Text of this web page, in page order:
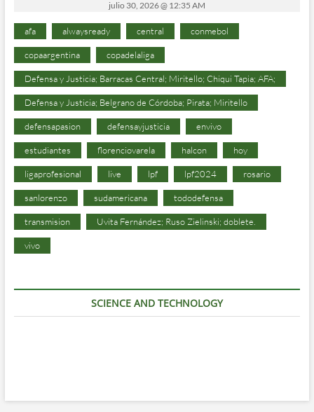
julio 30, 2026 @ 12:35 AM
afa alwaysready central conmebol
copaargentina copadelaliga
Defensa y Justicia; Barracas Central; Miritello; Chiqui Tapia; AFA;
Defensa y Justicia; Belgrano de Córdoba; Pirata; Miritello
defensapasion defensayjusticia envivo
estudiantes florenciovarela halcon hoy
ligaprofesional live lpf lpf2024 rosario
sanlorenzo sudamericana tododefensa
transmision Uvita Fernández; Ruso Zielinski; doblete.
vivo
SCIENCE AND TECHNOLOGY